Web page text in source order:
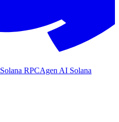
Solana RPCAgen AI Solana